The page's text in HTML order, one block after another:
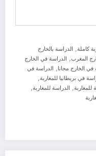
كاملة, الدراسة بالخارج
المغرب, الدراسة في الخارج
في الخارج مجانا, الدراسة في
في بريطانيا للمغاربة,
, الدراسة للمغاربة,